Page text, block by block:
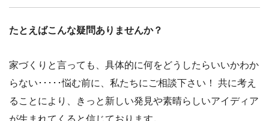
たとえばこんな疑問ありませんか？
家づくりと言っても、具体的に何をどうしたらいいかわか
らない･････悩む前に、私たちにご相談下さい！ 共に考え
ることにより、きっと新しい発見や素晴らしいアイディア
が生まれてくると信じております。